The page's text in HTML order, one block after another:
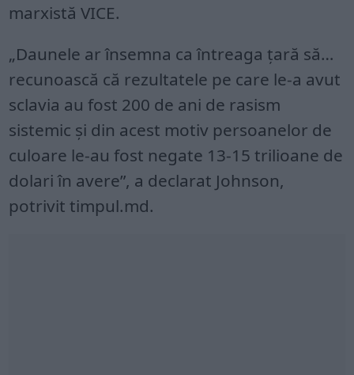
marxistă VICE.
„Daunele ar însemna ca întreaga țară să…
recunoască că rezultatele pe care le-a avut
sclavia au fost 200 de ani de rasism
sistemic și din acest motiv persoanelor de
culoare le-au fost negate 13-15 trilioane de
dolari în avere”, a declarat Johnson,
potrivit timpul.md.